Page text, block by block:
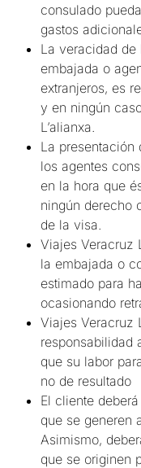
consulado
gastos
La veracidad
embajada o
extranjeros, es
y en ningún
L’alianxa.
La
los agentes
en la hora que
ningún derecho
de la visa.
Viajes Veracruz
la embajada o
estimado para
ocasionando
Viajes Veracruz
responsabilidad
que su labor
no de resultado
El cliente
que se generen
Asimismo,
que se originen